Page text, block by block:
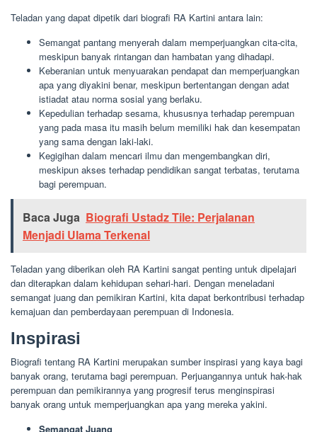
Teladan yang dapat dipetik dari biografi RA Kartini antara lain:
Semangat pantang menyerah dalam memperjuangkan cita-cita,
meskipun banyak rintangan dan hambatan yang dihadapi.
Keberanian untuk menyuarakan pendapat dan memperjuangkan
apa yang diyakini benar, meskipun bertentangan dengan adat
istiadat atau norma sosial yang berlaku.
Kepedulian terhadap sesama, khususnya terhadap perempuan
yang pada masa itu masih belum memiliki hak dan kesempatan
yang sama dengan laki-laki.
Kegigihan dalam mencari ilmu dan mengembangkan diri,
meskipun akses terhadap pendidikan sangat terbatas, terutama
bagi perempuan.
Baca Juga Biografi Ustadz Tile: Perjalanan
Menjadi Ulama Terkenal
Teladan yang diberikan oleh RA Kartini sangat penting untuk dipelajari
dan diterapkan dalam kehidupan sehari-hari. Dengan meneladani
semangat juang dan pemikiran Kartini, kita dapat berkontribusi terhadap
kemajuan dan pemberdayaan perempuan di Indonesia.
Inspirasi
Biografi tentang RA Kartini merupakan sumber inspirasi yang kaya bagi
banyak orang, terutama bagi perempuan. Perjuangannya untuk hak-hak
perempuan dan pemikirannya yang progresif terus menginspirasi
banyak orang untuk memperjuangkan apa yang mereka yakini.
Semangat Juang